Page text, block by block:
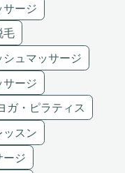
サージ
毛
シュマッサージ
ージ
ガ・ピラティス
ッスン
ージ